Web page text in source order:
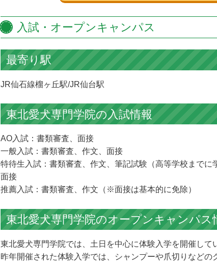
入試・オープンキャンパス
最寄り駅
JR仙石線榴ヶ丘駅/JR仙台駅
東北愛犬専門学院の入試情報
AO入試：書類審査、面接
一般入試：書類審査、作文、面接
特待生入試：書類審査、作文、筆記試験（高等学校までに
面接
推薦入試：書類審査、作文（※面接は基本的に免除）
東北愛犬専門学院のオープンキャンパス
東北愛犬専門学院では、土日を中心に体験入学を開催して
昨年開催された体験入学では、シャンプーや爪切りなどの